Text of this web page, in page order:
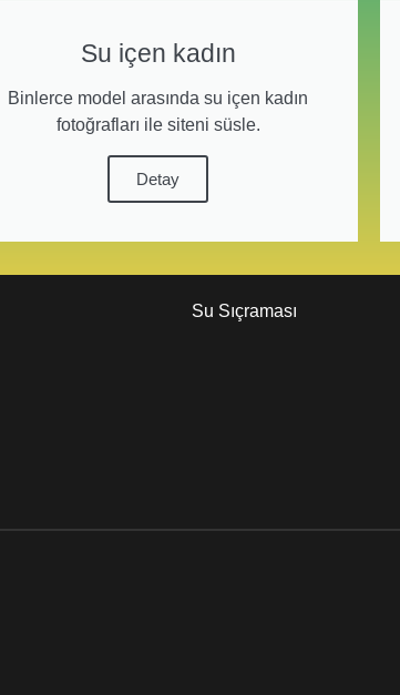
Su içen kadın
Binlerce model arasında su içen kadın
fotoğrafları ile siteni süsle.
Detay
Su Sıçraması